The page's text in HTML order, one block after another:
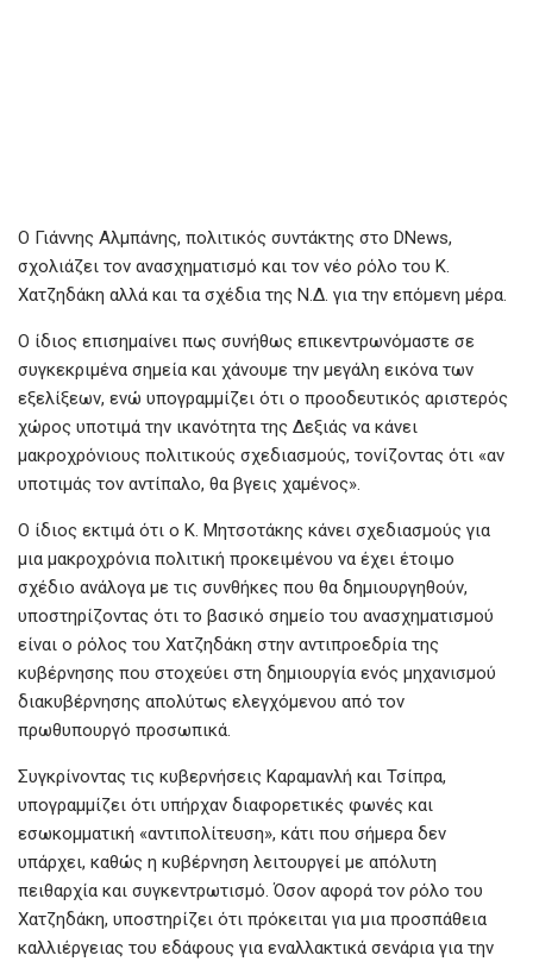
Ο Γιάννης Αλμπάνης, πολιτικός συντάκτης στο DNews,
σχολιάζει τον ανασχηματισμό και τον νέο ρόλο του Κ.
Χατζηδάκη αλλά και τα σχέδια της Ν.Δ. για την επόμενη μέρα.
Ο ίδιος επισημαίνει πως συνήθως επικεντρωνόμαστε σε
συγκεκριμένα σημεία και χάνουμε την μεγάλη εικόνα των
εξελίξεων, ενώ υπογραμμίζει ότι ο προοδευτικός αριστερός
χώρος υποτιμά την ικανότητα της Δεξιάς να κάνει
μακροχρόνιους πολιτικούς σχεδιασμούς, τονίζοντας ότι «αν
υποτιμάς τον αντίπαλο, θα βγεις χαμένος».
Ο ίδιος εκτιμά ότι ο Κ. Μητσοτάκης κάνει σχεδιασμούς για
μια μακροχρόνια πολιτική προκειμένου να έχει έτοιμο
σχέδιο ανάλογα με τις συνθήκες που θα δημιουργηθούν,
υποστηρίζοντας ότι το βασικό σημείο του ανασχηματισμού
είναι ο ρόλος του Χατζηδάκη στην αντιπροεδρία της
κυβέρνησης που στοχεύει στη δημιουργία ενός μηχανισμού
διακυβέρνησης απολύτως ελεγχόμενου από τον
πρωθυπουργό προσωπικά.
Συγκρίνοντας τις κυβερνήσεις Καραμανλή και Τσίπρα,
υπογραμμίζει ότι υπήρχαν διαφορετικές φωνές και
εσωκομματική «αντιπολίτευση», κάτι που σήμερα δεν
υπάρχει, καθώς η κυβέρνηση λειτουργεί με απόλυτη
πειθαρχία και συγκεντρωτισμό. Όσον αφορά τον ρόλο του
Χατζηδάκη, υποστηρίζει ότι πρόκειται για μια προσπάθεια
καλλιέργειας του εδάφους για εναλλακτικά σενάρια για την